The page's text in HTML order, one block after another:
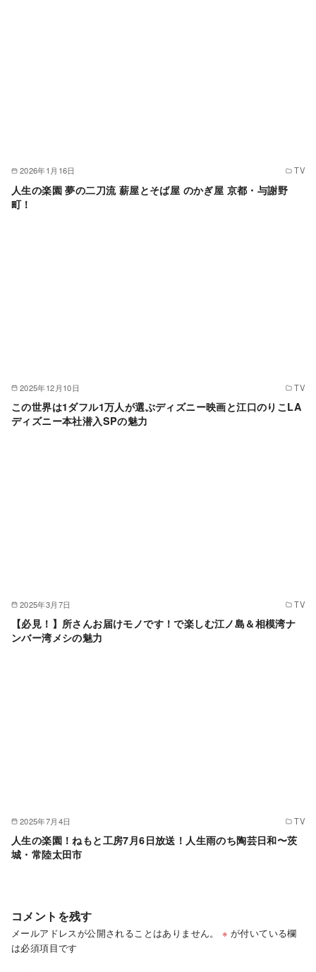
2026年1月16日 TV
人生の楽園 夢の二刀流 薪屋とそば屋 のかぎ屋 京都・与謝野
町！
2025年12月10日 TV
この世界は1ダフル1万人が選ぶディズニー映画と江口のりこLA
ディズニー本社潜入SPの魅力
2025年3月7日 TV
【必見！】所さんお届けモノです！で楽しむ江ノ島＆相模湾ナ
ンバー湾メシの魅力
2025年7月4日 TV
人生の楽園！ねもと工房7月6日放送！人生雨のち陶芸日和〜茨
城・常陸太田市
コメントを残す
メールアドレスが公開されることはありません。 ※ が付いている欄
は必須項目です